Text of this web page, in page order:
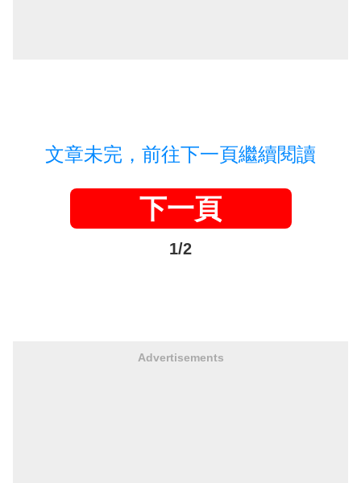
文章未完，前往下一頁繼續閱讀
下一頁
1/2
Advertisements